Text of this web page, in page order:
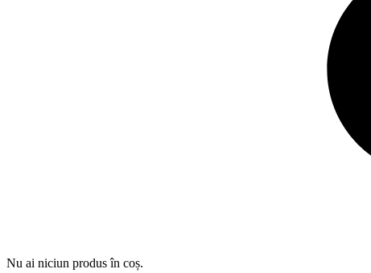
Nu ai niciun produs în coș.